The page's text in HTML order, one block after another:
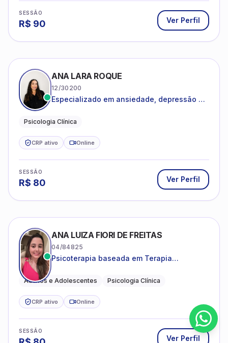
SESSÃO
R$ 90 Ver Perfil
ANA LARA ROQUE
12/30200
Especializado em ansiedade, depressão e
Psicologia Clínica
CRP ativo Online
SESSÃO
R$ 80 Ver Perfil
ANA LUIZA FIORI DE FREITAS
04/84825
Psicoterapia baseada em Terapia
Adultos e Adolescentes Psicologia Clínica
CRP ativo Online
SESSÃO
Ver Perfil